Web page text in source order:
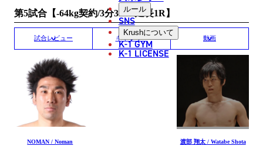
한국어
中文（简体
中文（繁體
العربية
ルール
SNS
Krushについて
K-1 GYM
K-1 LICENSE
第5試合【-64kg契約/3分3R・延長1R】
試合レビュー ギャラリー 動画
NOMAN / Noman 渡部 翔太 / Watabe Shota